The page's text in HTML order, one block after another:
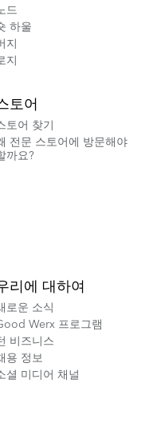
드
하울
지
지
토어
토어 찾기
전문 스토어에 방문해야
까요?
리에 대하여
로운 소식
Werx 프로그램
비즈니스
용 정보
셜 미디어 채널